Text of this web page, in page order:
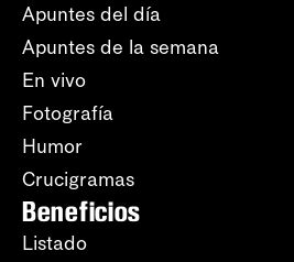
Apuntes del día
Apuntes de la semana
En vivo
Fotografía
Humor
Crucigramas
Beneficios
Listado